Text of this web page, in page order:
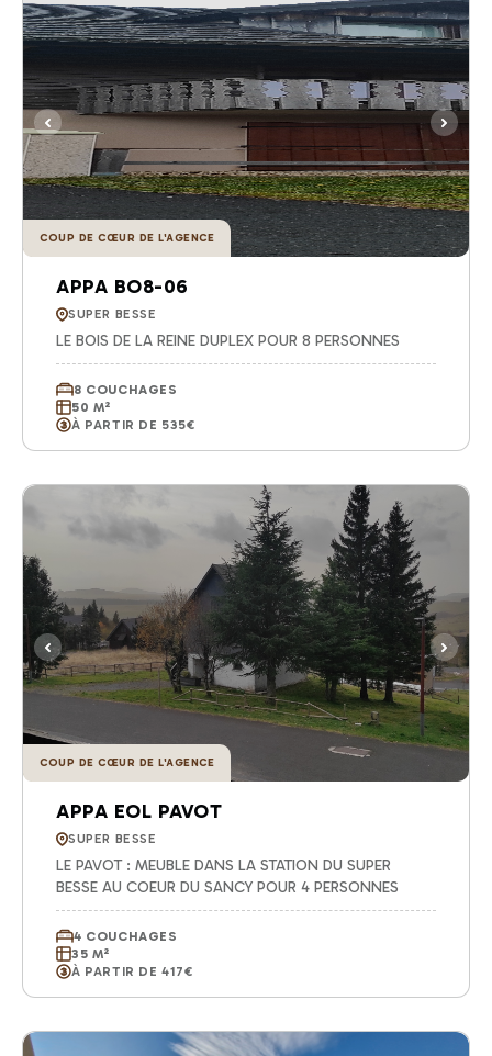
COUP DE CŒUR DE L'AGENCE
APPA BO8-06
SUPER BESSE
LE BOIS DE LA REINE DUPLEX POUR 8 PERSONNES
8 COUCHAGES
50 M²
À PARTIR DE 535€
COUP DE CŒUR DE L'AGENCE
APPA EOL PAVOT
SUPER BESSE
LE PAVOT : MEUBLE DANS LA STATION DU SUPER
BESSE AU COEUR DU SANCY POUR 4 PERSONNES
4 COUCHAGES
35 M²
À PARTIR DE 417€